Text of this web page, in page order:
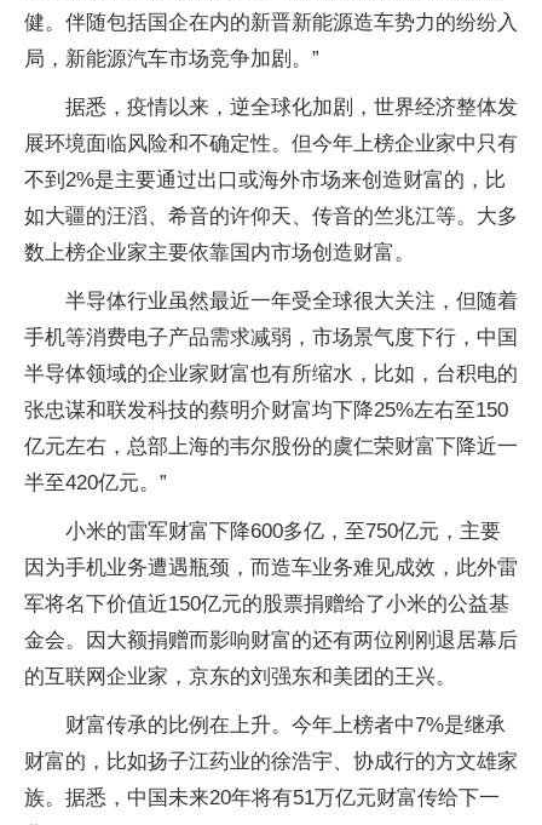
健。伴随包括国企在内的新晋新能源造车势力的纷纷入
局，新能源汽车市场竞争加剧。”
据悉，疫情以来，逆全球化加剧，世界经济整体发
展环境面临风险和不确定性。但今年上榜企业家中只有
不到2%是主要通过出口或海外市场来创造财富的，比
如大疆的汪滔、希音的许仰天、传音的竺兆江等。大多
数上榜企业家主要依靠国内市场创造财富。
半导体行业虽然最近一年受全球很大关注，但随着
手机等消费电子产品需求减弱，市场景气度下行，中国
半导体领域的企业家财富也有所缩水，比如，台积电的
张忠谋和联发科技的蔡明介财富均下降25%左右至150
亿元左右，总部上海的韦尔股份的虞仁荣财富下降近一
半至420亿元。”
小米的雷军财富下降600多亿，至750亿元，主要
因为手机业务遭遇瓶颈，而造车业务难见成效，此外雷
军将名下价值近150亿元的股票捐赠给了小米的公益基
金会。因大额捐赠而影响财富的还有两位刚刚退居幕后
的互联网企业家，京东的刘强东和美团的王兴。
财富传承的比例在上升。今年上榜者中7%是继承
财富的，比如扬子江药业的徐浩宇、协成行的方文雄家
族。据悉，中国未来20年将有51万亿元财富传给下一